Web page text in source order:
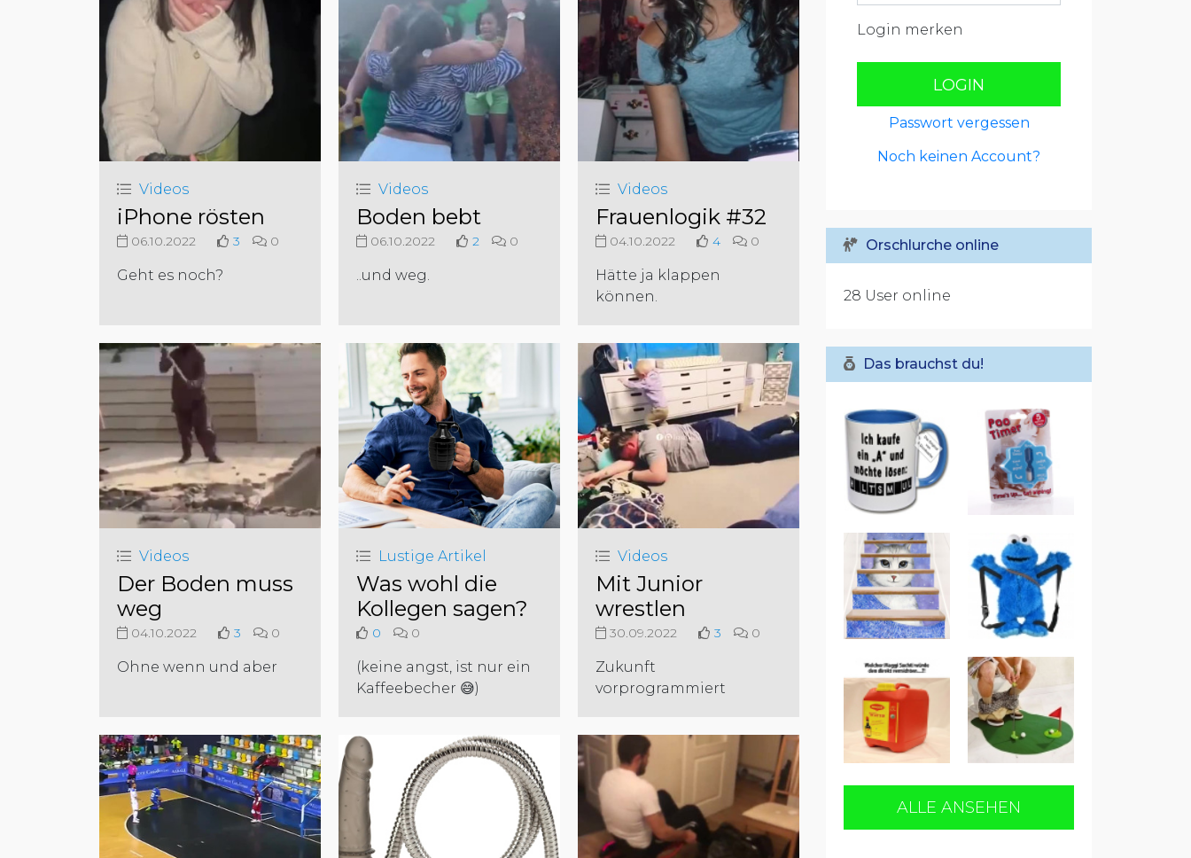
Videos
iPhone rösten
06.10.2022 3 0
Geht es noch?
Videos
Boden bebt
06.10.2022 2 0
..und weg.
Videos
Frauenlogik #32
04.10.2022 4 0
Hätte ja klappen
können.
Videos
Der Boden muss
weg
04.10.2022 3 0
Ohne wenn und aber
Lustige Artikel
Was wohl die
Kollegen sagen?
0 0
(keine angst, ist nur ein
Kaffeebecher 😅)
Videos
Mit Junior
wrestlen
30.09.2022 3 0
Zukunft
vorprogrammiert
Login merken
LOGIN
Passwort vergessen
Noch keinen Account?
Orschlurche online
28 User online
Das brauchst du!
ALLE ANSEHEN